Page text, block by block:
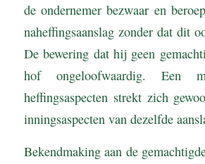
de ondernemer bezwaar en
naheffingsaanslag zonder dat dit
De bewering dat hij geen
hof ongeloofwaardig. Een
heffingsaspecten strekt zich
inningsaspecten van dezelfde
Bekendmaking aan de